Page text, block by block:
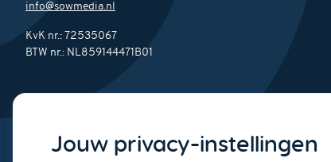
info@sowmedia.nl
KvK nr.: 72535067
BTW nr.: NL859144471B01
©2007-2026WordPress bureau Sowmedia Rotterdam B.V. |
Jouw privacy-instellingen